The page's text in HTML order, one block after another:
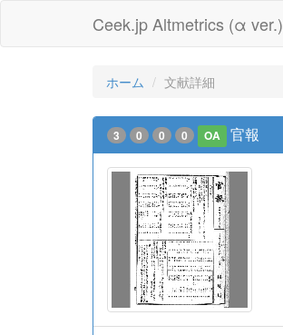
Ceek.jp Altmetrics (α ver.)
ホーム 文献詳細
3 0 0 0 OA 官報